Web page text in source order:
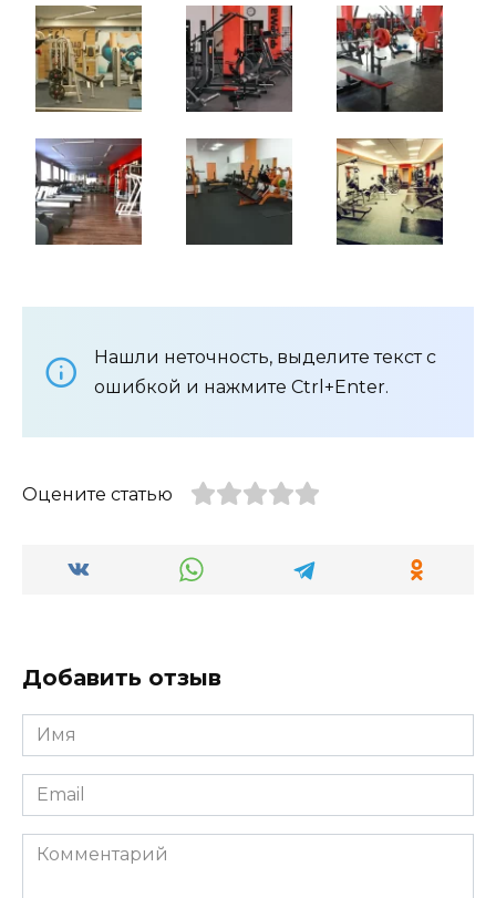
Нашли неточность, выделите текст с
ошибкой и нажмите Ctrl+Enter.
Оцените статью
Добавить отзыв
Имя
*
Email
*
Комментарий